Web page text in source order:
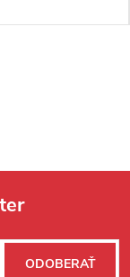
ODOBERAŤ